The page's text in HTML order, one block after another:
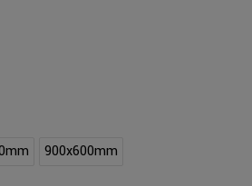
900x600mm